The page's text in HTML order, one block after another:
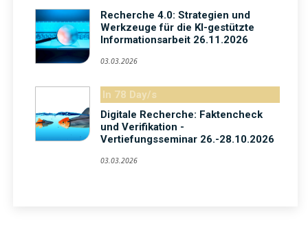
Recherche 4.0: Strategien und
Werkzeuge für die KI-gestützte
Informationsarbeit 26.11.2026
03.03.2026
In 78 Day/s
Digitale Recherche: Faktencheck
und Verifikation -
Vertiefungsseminar 26.-28.10.2026
03.03.2026